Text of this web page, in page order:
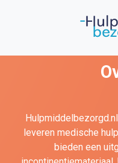
leveren medische
bieden een